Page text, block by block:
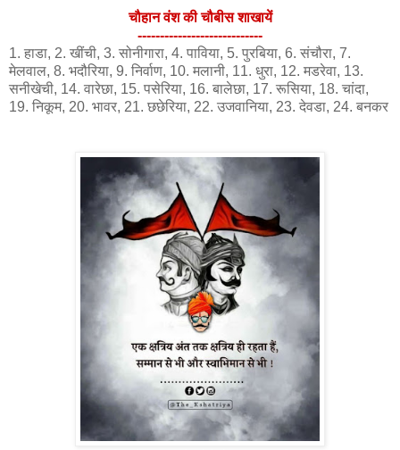
चौहान वंश की चौबीस शाखायें
----------------------------
1. हाडा, 2. खींची, 3. सोनीगारा, 4. पाविया, 5. पुरबिया, 6. संचौरा, 7.
मेलवाल, 8. भदौरिया, 9. निर्वाण, 10. मलानी, 11. धुरा, 12. मडरेवा, 13.
सनीखेची, 14. वारेछा, 15. पसेरिया, 16. बालेछा, 17. रूसिया, 18. चांदा,
19. निकूम, 20. भावर, 21. छछेरिया, 22. उजवानिया, 23. देवडा, 24. बनकर